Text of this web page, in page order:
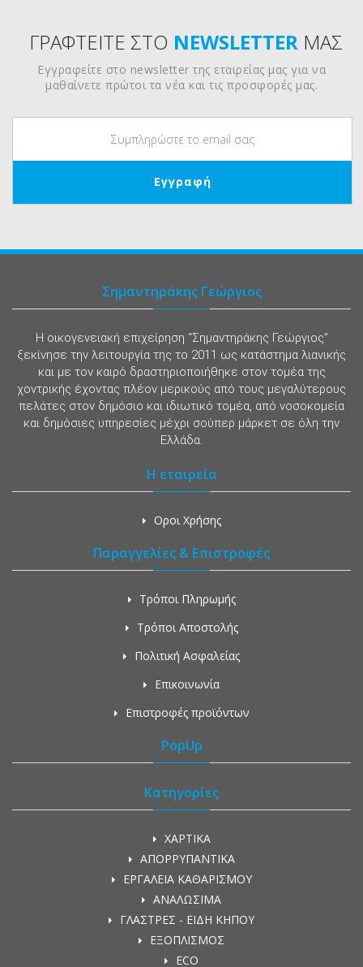
ΓΡΑΦΤΕΙΤΕ ΣΤΟ NEWSLETTERΜΑΣ
Εγγραφείτε στο newsletter της εταιρείας μας για να
μαθαίνετε πρώτοι τα νέα και τις προσφορές μας.
Σημαντηράκης Γεώργιος
Η οικογενειακή επιχείρηση “Σημαντηράκης Γεώργιος”
ξεκίνησε την λειτουργία της το 2011 ως κατάστημα λιανικής
και με τον καιρό δραστηριοποιήθηκε στον τομέα της
χοντρικής έχοντας πλέον μερικούς από τους μεγαλύτερους
πελάτες στον δημόσιο και ιδιωτικό τομέα, από νοσοκομεία
και δημόσιες υπηρεσίες μέχρι σούπερ μάρκετ σε όλη την
Ελλάδα.
Η εταιρεία
Οροι Χρήσης
Παραγγελίες & Επιστροφές
Τρόποι Πληρωμής
Τρόποι Αποστολής
Πολιτική Ασφαλείας
Επικοινωνία
Επιστροφές προϊόντων
PopUp
Κατηγορίες
ΧΑΡΤΙΚΑ
ΑΠΟΡΡΥΠΑΝΤΙΚΑ
ΕΡΓΑΛΕΙΑ ΚΑΘΑΡΙΣΜΟΥ
ΑΝΑΛΩΣΙΜΑ
ΓΛΑΣΤΡΕΣ - ΕΙΔΗ ΚΗΠΟΥ
ΕΞΟΠΛΙΣΜΟΣ
ECO